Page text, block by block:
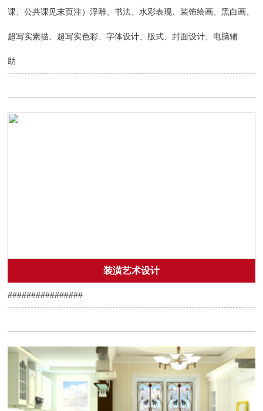
课、公共课见末页注）浮雕、书法、水彩表现、装饰绘画、黑白画、
超写实素描、超写实色彩、字体设计、版式、封面设计、电脑辅
助
装潢艺术设计
################